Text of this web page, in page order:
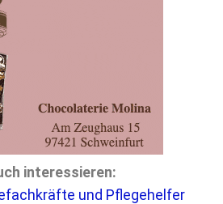
interessieren:
und Pflegehelfer